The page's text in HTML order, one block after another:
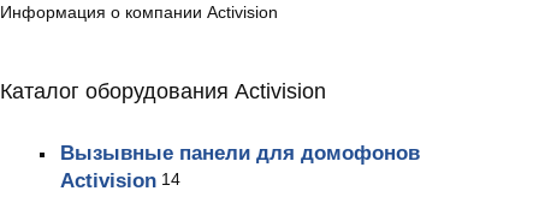
Информация о компании Activision
Каталог оборудования Activision
Вызывные панели для домофонов
Activision 14